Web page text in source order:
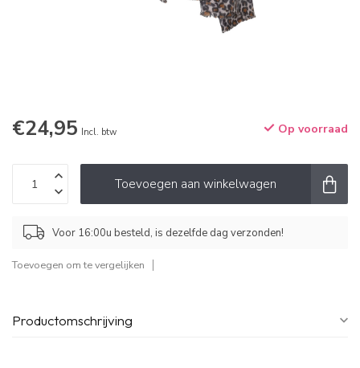
€24,95 Incl. btw Op voorraad
Toevoegen aan winkelwagen
Voor 16:00u besteld, is dezelfde dag verzonden!
Toevoegen om te vergelijken
Productomschrijving